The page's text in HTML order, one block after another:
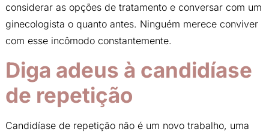
considerar as opções de tratamento e conversar com um
ginecologista o quanto antes. Ninguém merece conviver
com esse incômodo constantemente.
Diga adeus à candidíase
de repetição
Candidíase de repetição não é um novo trabalho, uma